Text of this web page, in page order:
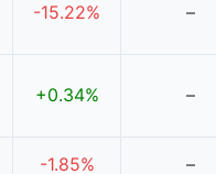
-15.22% –
+0.34% –
-1.85% –